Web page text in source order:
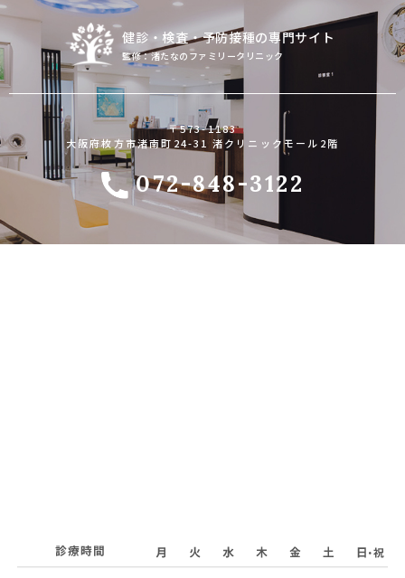
健診・検査・予防接種の専門サイト
監修：渚たなのファミリークリニック
〒573-1183
大阪府枚方市渚南町24-31 渚クリニックモール2階
072-848-3122